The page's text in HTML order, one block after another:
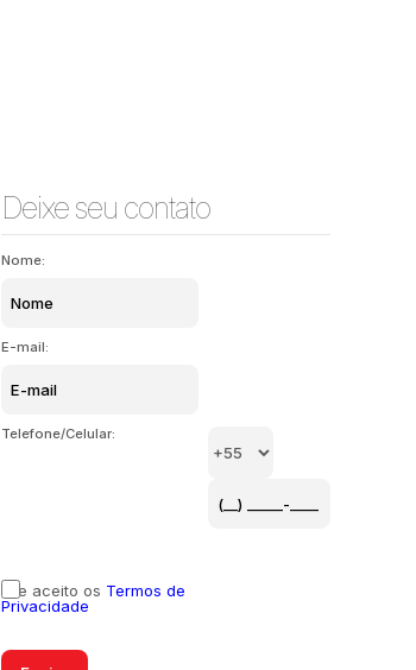
Deixe seu contato
Nome:
E-mail:
Telefone/Celular:
Li e aceito os Termos de
Privacidade